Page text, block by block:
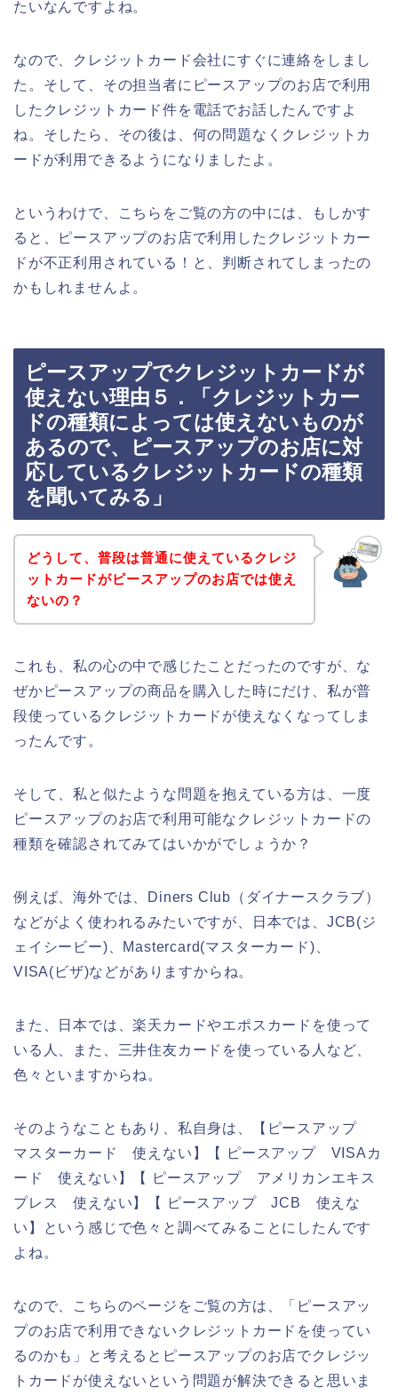
たいなんですよね。
なので、クレジットカード会社にすぐに連絡をしまし
た。そして、その担当者にピースアップのお店で利用
したクレジットカード件を電話でお話したんですよ
ね。そしたら、その後は、何の問題なくクレジットカ
ードが利用できるようになりましたよ。
というわけで、こちらをご覧の方の中には、もしかす
ると、ピースアップのお店で利用したクレジットカー
ドが不正利用されている！と、判断されてしまったの
かもしれませんよ。
ピースアップでクレジットカードが
使えない理由５．「クレジットカー
ドの種類によっては使えないものが
あるので、ピースアップのお店に対
応しているクレジットカードの種類
を聞いてみる」
どうして、普段は普通に使えているクレジ
ットカードがピースアップのお店では使え
ないの？
これも、私の心の中で感じたことだったのですが、な
ぜかピースアップの商品を購入した時にだけ、私が普
段使っているクレジットカードが使えなくなってしま
ったんです。
そして、私と似たような問題を抱えている方は、一度
ピースアップのお店で利用可能なクレジットカードの
種類を確認されてみてはいかがでしょうか？
例えば、海外では、Diners Club（ダイナースクラブ）
などがよく使われるみたいですが、日本では、JCB(ジ
ェイシービー)、Mastercard(マスターカード)、
VISA(ビザ)などがありますからね。
また、日本では、楽天カードやエポスカードを使って
いる人、また、三井住友カードを使っている人など、
色々といますからね。
そのようなこともあり、私自身は、【ピースアップ
マスターカード 使えない】【 ピースアップ VISAカ
ード 使えない】【 ピースアップ アメリカンエキス
プレス 使えない】【 ピースアップ JCB 使えな
い】という感じで色々と調べてみることにしたんです
よね。
なので、こちらのページをご覧の方は、「ピースアッ
プのお店で利用できないクレジットカードを使ってい
るのかも」と考えるとピースアップのお店でクレジッ
トカードが使えないという問題が解決できると思いま